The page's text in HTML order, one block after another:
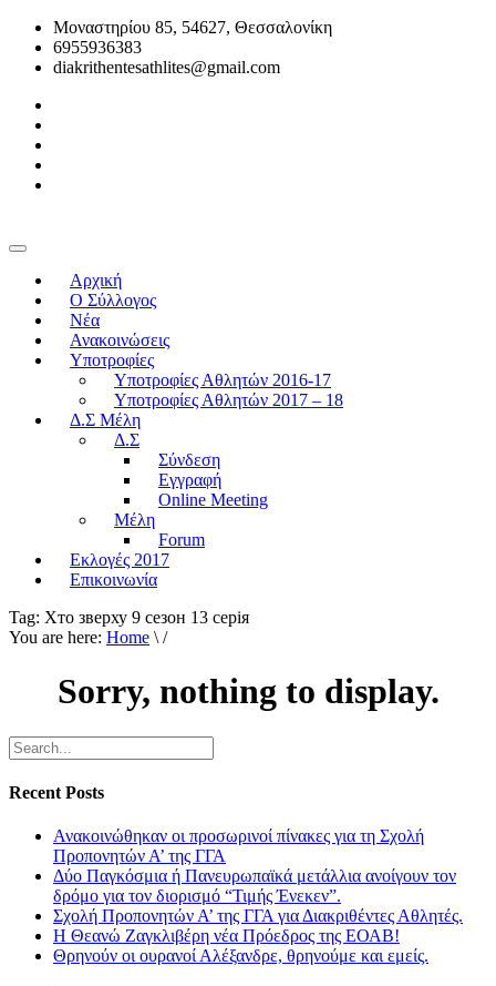
Μοναστηρίου 85, 54627, Θεσσαλονίκη
6955936383
diakrithentesathlites@gmail.com
Αρχική
O Σύλλογος
Νέα
Ανακοινώσεις
Υποτροφίες
Υποτροφίες Αθλητών 2016-17
Υποτροφίες Αθλητών 2017 – 18
Δ.Σ Μέλη
Δ.Σ
Σύνδεση
Εγγραφή
Online Meeting
Μέλη
Forum
Εκλογές 2017
Επικοινωνία
Tag: Хто зверху 9 сезон 13 серiя
You are here: Home \ /
Sorry, nothing to display.
Recent Posts
Ανακοινώθηκαν οι προσωρινοί πίνακες για τη Σχολή
Προπονητών Α’ της ΓΓΑ
Δύο Παγκόσμια ή Πανευρωπαϊκά μετάλλια ανοίγουν τον
δρόμο για τον διορισμό “Τιμής Ένεκεν”.
Σχολή Προπονητών Α’ της ΓΓΑ για Διακριθέντες Αθλητές.
Η Θεανώ Ζαγκλιβέρη νέα Πρόεδρος της ΕΟΑΒ!
Θρηνούν οι ουρανοί Αλέξανδρε, θρηνούμε και εμείς.